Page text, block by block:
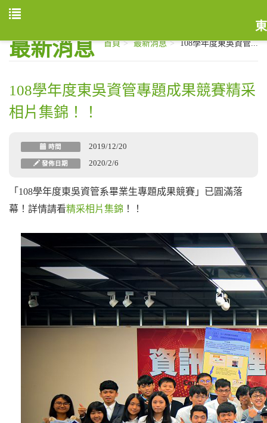
最新消息 首頁 最新消息 108學年度東吳資管...
108學年度東吳資管專題成果競賽精采
相片集錦！！
時間 2019/12/20
發佈日期 2020/2/6
「108學年度東吳資管系畢業生專題成果競賽」已圓滿落
幕！ 詳情請看精采相片集錦 ！ ！